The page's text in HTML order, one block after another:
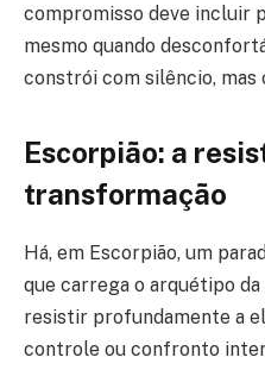
compromisso deve incluir
mesmo quando
constrói com silêncio,
Escorpião: a
transformação
Há, em Escorpião, um
que carrega o arquétipo
resistir profundamente a
controle ou confronto